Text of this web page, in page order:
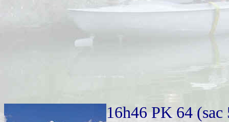
16h46 PK 64